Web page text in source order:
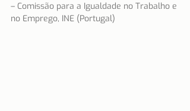
– Comissão para a Igualdade no Trabalho e
no Emprego, INE (Portugal)